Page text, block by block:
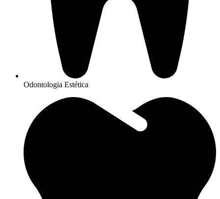
Odontologia Estética